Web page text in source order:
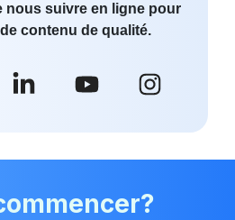
nous suivre en ligne pour
contenu de qualité.